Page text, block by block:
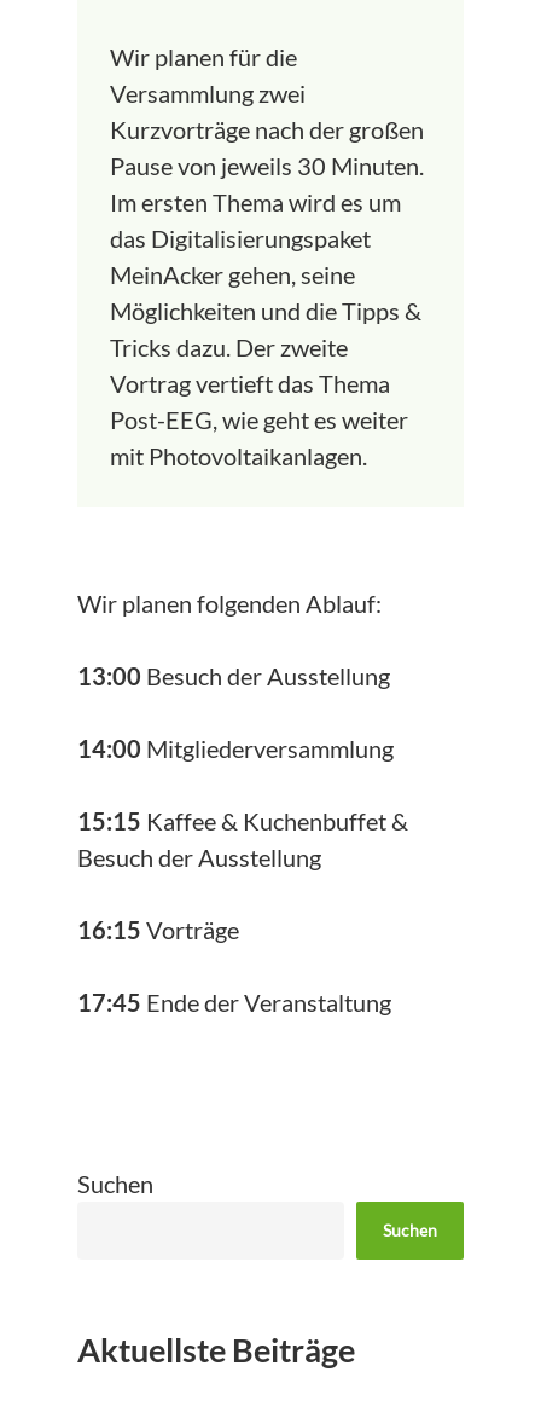
Wir planen für die
Versammlung zwei
Kurzvorträge nach der großen
Pause von jeweils 30 Minuten.
Im ersten Thema wird es um
das Digitalisierungspaket
MeinAcker gehen, seine
Möglichkeiten und die Tipps &
Tricks dazu. Der zweite
Vortrag vertieft das Thema
Post-EEG, wie geht es weiter
mit Photovoltaikanlagen.
Wir planen folgenden Ablauf:
13:00 Besuch der Ausstellung
14:00 Mitgliederversammlung
15:15 Kaffee & Kuchenbuffet &
Besuch der Ausstellung
16:15 Vorträge
17:45 Ende der Veranstaltung
Suchen
Suchen
Aktuellste Beiträge